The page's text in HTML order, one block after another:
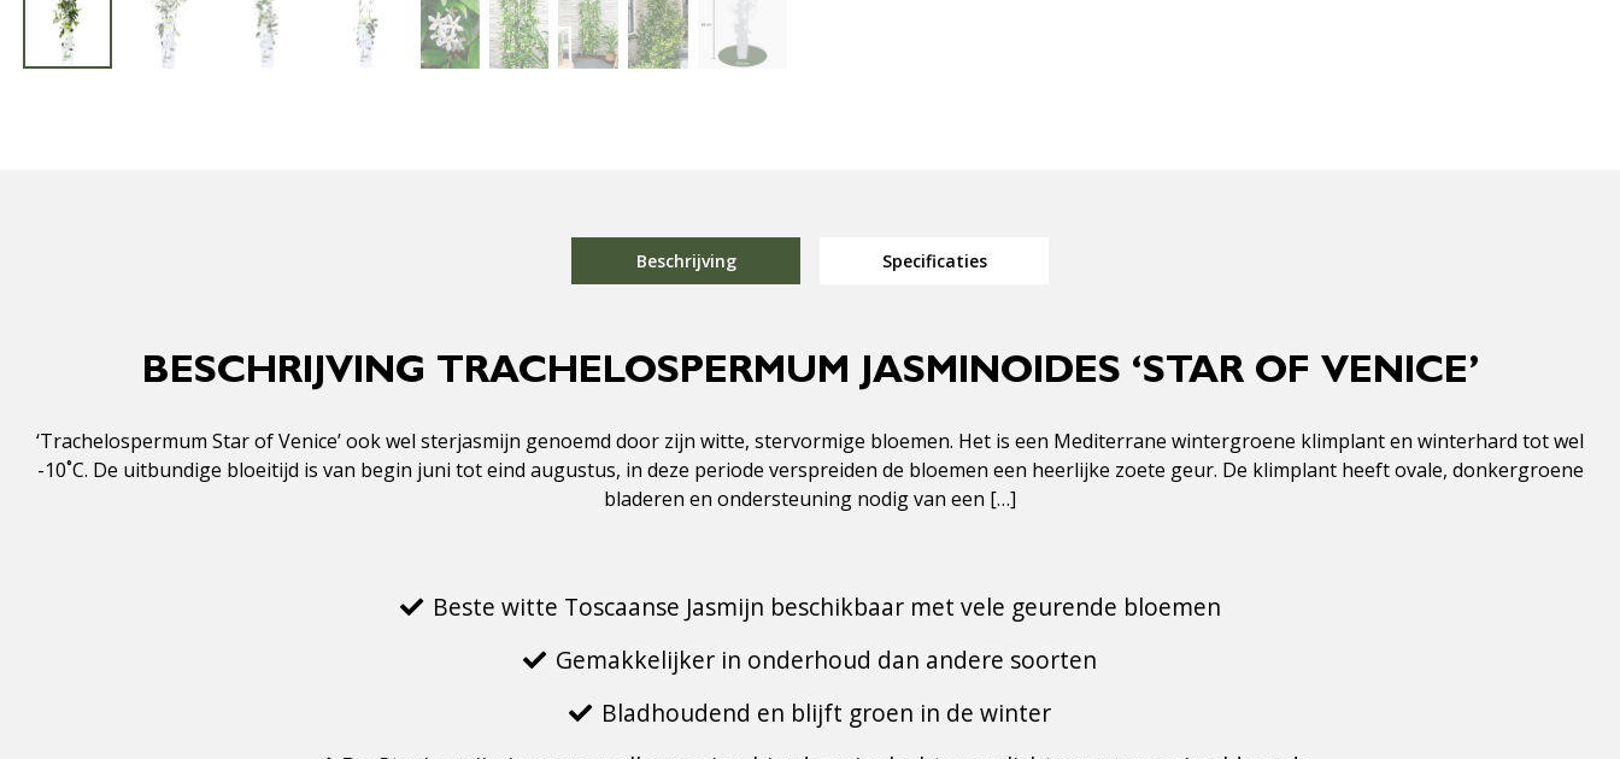
Beschrijving Specificaties
BESCHRIJVING TRACHELOSPERMUM JASMINOIDES ‘STAR OF VENICE’
‘Trachelospermum Star of Venice’ ook wel sterjasmijn genoemd door zijn witte, stervormige bloemen. Het is een Mediterrane wintergroene klimplant en winterhard tot wel
-10˚C. De uitbundige bloeitijd is van begin juni tot eind augustus, in deze periode verspreiden de bloemen een heerlijke zoete geur. De klimplant heeft ovale, donkergroene
bladeren en ondersteuning nodig van een […]
Beste witte Toscaanse Jasmijn beschikbaar met vele geurende bloemen
Gemakkelijker in onderhoud dan andere soorten
Bladhoudend en blijft groen in de winter